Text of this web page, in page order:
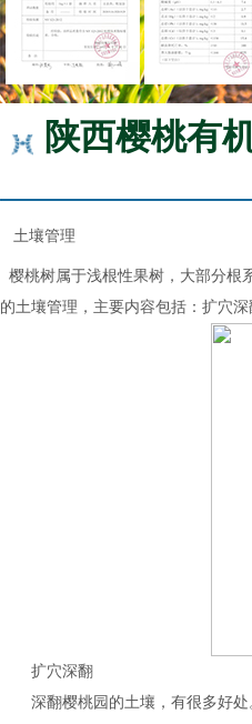
陕西樱桃有
土壤管理
樱桃树属于浅根性果树，大部分根
的土壤管理，主要内容包括：扩穴
扩穴深翻
深翻樱桃园的土壤，有很多好处